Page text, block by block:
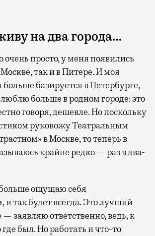
на два города…
очень просто, у меня появились
так и в Питере. И моя
базируется в Петербурге,
больше в родном городе: это
говоря, дешевле. Но поскольку
руковожу Театральным
в Москве, то теперь в
крайне редко — раз в два-
ощущаю себя
так будет всегда. Это лучший
заявляю ответственно, ведь, к
был. Но работать и что-то